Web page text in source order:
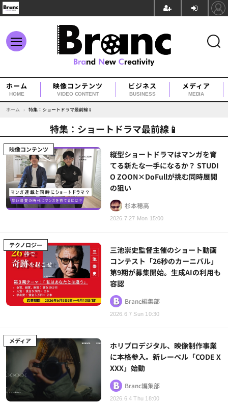
ホーム
HOME
映像コンテンツ
VIDEO CONTENT
ビジネス
BUSINESS
メディア
MEDIA
ホーム › 特集：ショートドラマ最前線📱
特集：ショートドラマ最前線📱
映像コンテンツ
2026.7.27 Mon 15:00
縦型ショートドラマはマンガを育
てる新たな一手になるか？ STUDI
O ZOON×DoFullが挑む同時展開
の狙い
杉本穂高
テクノロジー
2026.6.7 Sun 10:30
三池崇史監督主催のショート動画
コンテスト「26秒のカーニバル」
第9期が募集開始。生成AIの利用も
容認
Branc編集部
メディア
2026.6.4 Thu 18:00
ホリプロデジタル、映像制作事業
に本格参入。新レーベル「CODE X
XXX」始動
Branc編集部